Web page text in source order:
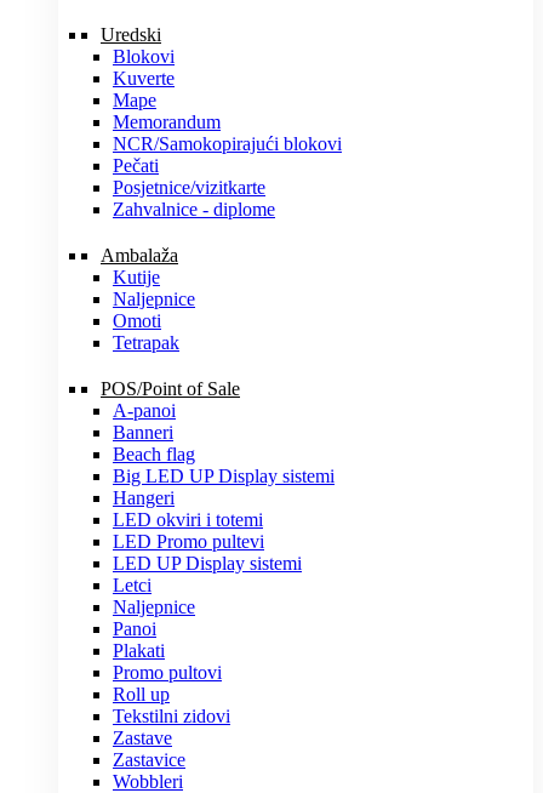
Uredski
Blokovi
Kuverte
Mape
Memorandum
NCR/Samokopirajući blokovi
Pečati
Posjetnice/vizitkarte
Zahvalnice - diplome
Ambalaža
Kutije
Naljepnice
Omoti
Tetrapak
POS/Point of Sale
A-panoi
Banneri
Beach flag
Big LED UP Display sistemi
Hangeri
LED okviri i totemi
LED Promo pultevi
LED UP Display sistemi
Letci
Naljepnice
Panoi
Plakati
Promo pultovi
Roll up
Tekstilni zidovi
Zastave
Zastavice
Wobbleri